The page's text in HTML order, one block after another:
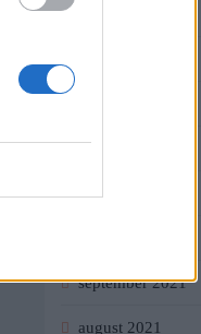
december 2021
november 2021
september 2021
august 2021